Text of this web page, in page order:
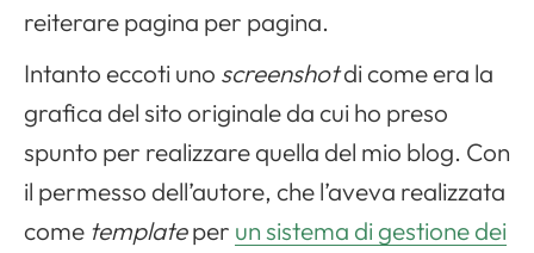
reiterare pagina per pagina.
Intanto eccoti uno screenshotdi come era la
grafica del sito originale da cui ho preso
spunto per realizzare quella del mio blog. Con
il permesso dell’autore, che l’aveva realizzata
come templateper un sistema di gestione dei